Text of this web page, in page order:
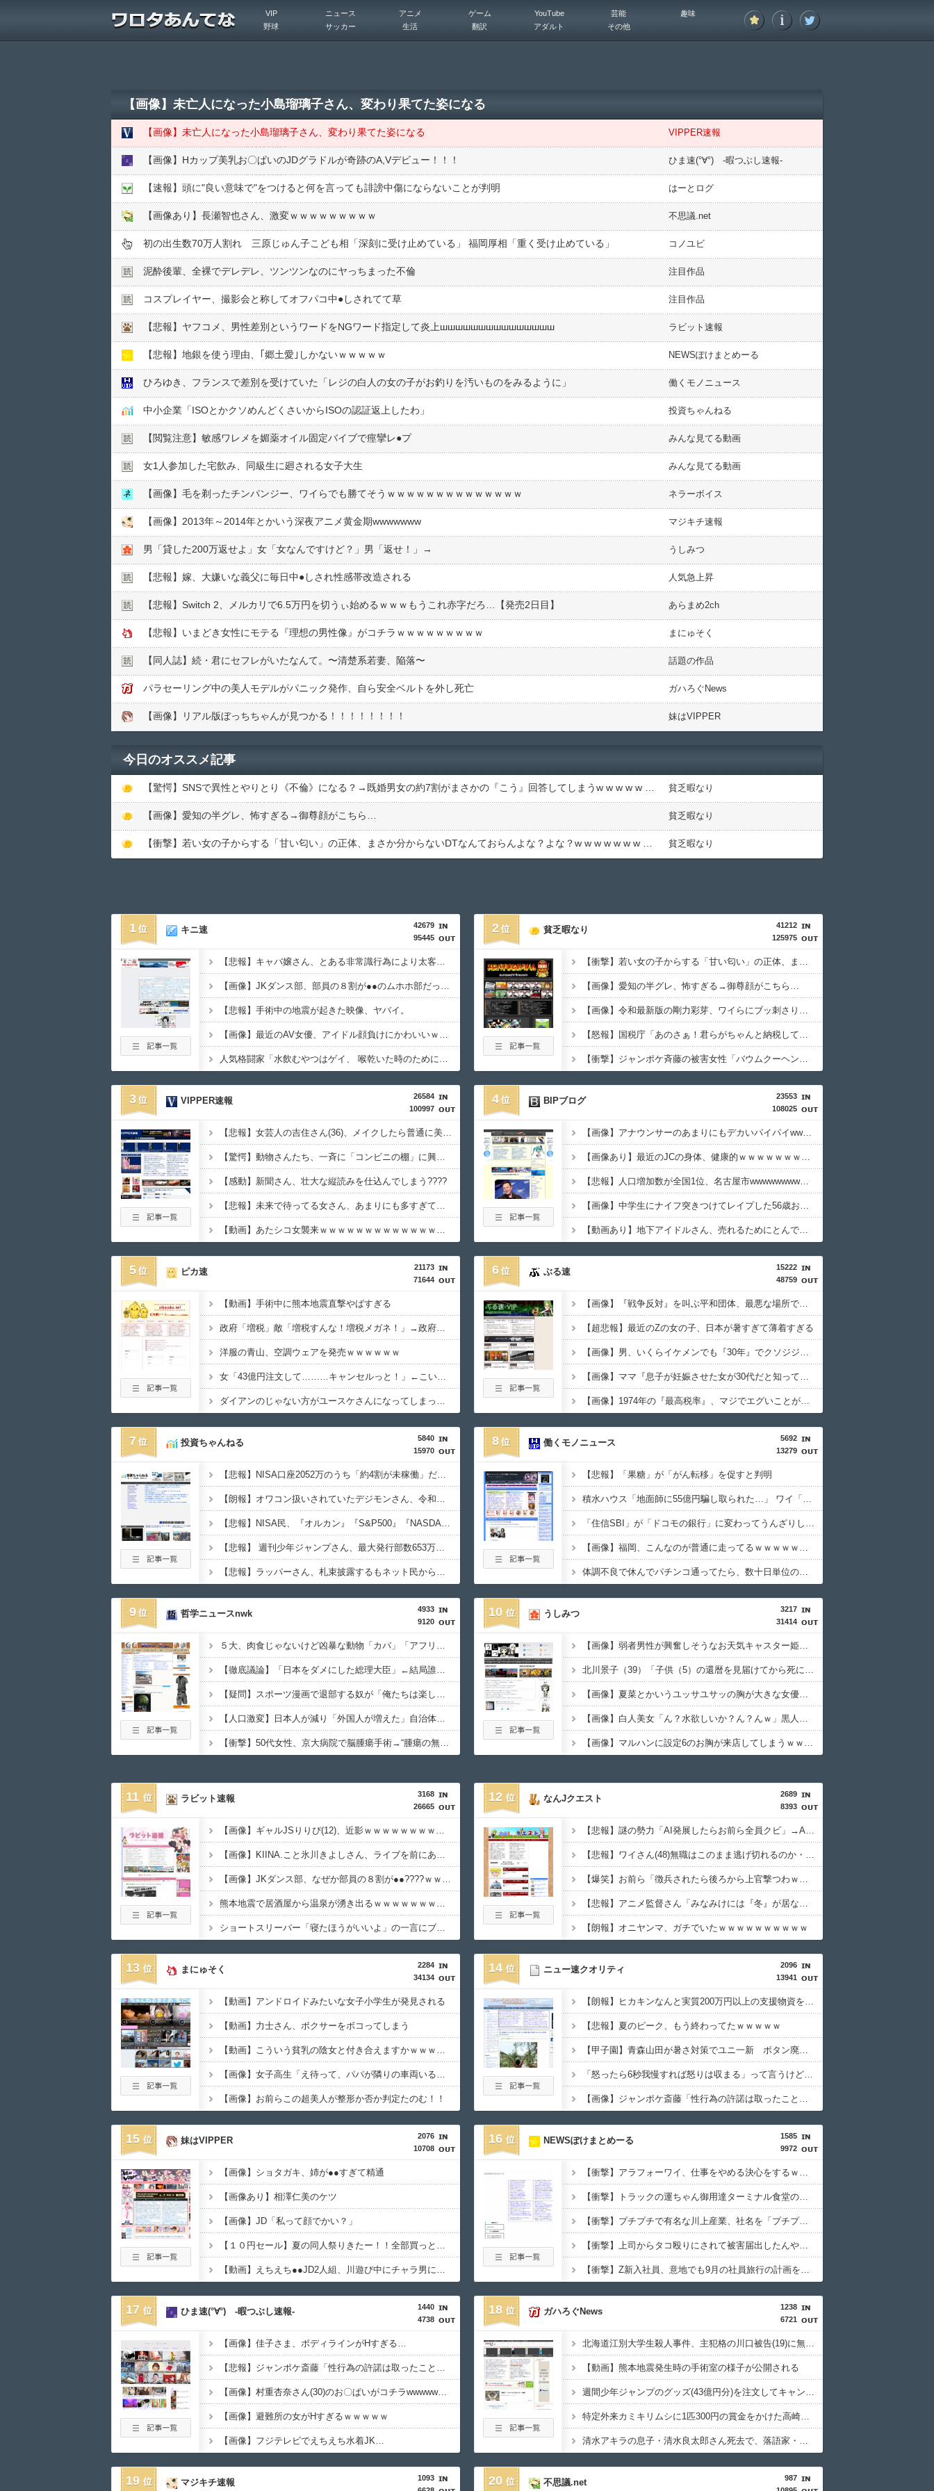
VIP ニュース アニメ ゲーム YouTube 芸能
趣味
野球
サッカー 生活 翻訳 アダルト その他
【画像】未亡人になった小島瑠璃子さん、変わり果てた姿になる
【画像】未亡人になった小島瑠璃子さん、変わり果てた姿になる VIPPER速報
【画像】Hカップ美乳お〇ぱいのJDグラドルが奇跡のA,Vデビュー！！！ ひま速(°∀°) -暇つぶし速報-
【速報】頭に"良い意味で"をつけると何を言っても誹謗中傷にならないことが判明 はーとログ
【画像あり】長瀬智也さん、激変ｗｗｗｗｗｗｗｗｗ 不思議.net
初の出生数70万人割れ 三原じゅん子こども相「深刻に受け止めている」 福岡厚相「重く受け止めている」 コノユビ
泥酔後輩、全裸でデレデレ、ツンツンなのにヤっちまった不倫 注目作品
コスプレイヤー、撮影会と称してオフパコ中●︎しされてて草 注目作品
【悲報】ヤフコメ、男性差別というワードをNGワード指定して炎上шшшшшшшшшшшшшшш ラビット速報
【悲報】地銀を使う理由、｢郷土愛｣しかないｗｗｗｗｗ NEWSぽけまとめーる
ひろゆき、フランスで差別を受けていた「レジの白人の女の子がお釣りを汚いものをみるように」 働くモノニュース
中小企業「ISOとかクソめんどくさいからISOの認証返上したわ」 投資ちゃんねる
【閲覧注意】敏感ワレメを媚薬オイル固定バイブで痙攣レ●︎プ みんな見てる動画
女1人参加した宅飲み、同級生に廻される女子大生 みんな見てる動画
【画像】毛を剃ったチンパンジー、ワイらでも勝てそうｗｗｗｗｗｗｗｗｗｗｗｗｗｗ ネラーボイス
【画像】2013年～2014年とかいう深夜アニメ黄金期wwwwwww マジキチ速報
男「貸した200万返せよ」女「女なんですけど？」男「返せ！」→ うしみつ
【悲報】嫁、大嫌いな義父に毎日中●︎しされ性感帯改造される 人気急上昇
【悲報】Switch 2、メルカリで6.5万円を切うぃ始めるｗｗｗもうこれ赤字だろ…【発売2日目】 あらまめ2ch
【悲報】いまどき女性にモテる『理想の男性像』がコチラｗｗｗｗｗｗｗｗｗ まにゅそく
【同人誌】続・君にセフレがいたなんて。〜清楚系若妻、陥落〜 話題の作品
パラセーリング中の美人モデルがパニック発作、自ら安全ベルトを外し死亡 ガハろぐNews
【画像】リアル版ぼっちちゃんが見つかる！！！！！！！！ 妹はVIPPER
今日のオススメ記事
貧乏暇なり
【画像】愛知の半グレ、怖すぎる→御尊顔がこちら… 貧乏暇なり
貧乏暇なり
1
42679
95445
キニ速
【悲報】キャバ嬢さん、とある非常識行為により太客を逃してしまうwwwwwwwwwwwwwwwwwwwwwwwwwww
【画像】JKダンス部、部員の８割が●●のムホホ部だったｗｗｗｗ
【悲報】手術中の地震が起きた映像、ヤバイ。
【画像】最近のAV女優、アイドル顔負けにかわいいｗｗｗｗｗ
人気格闘家「水飲むやつはゲイ、 喉乾いた時のためにちっちゃいゲイ水筒持ち歩くとか。」
2
41212
125975
貧乏暇なり
【衝撃】若い女の子からする「甘い匂い」の正体、まさか分からないDTなんておらんよな？よな？w w w w w w w w w w w
【画像】愛知の半グレ、怖すぎる→御尊顔がこちら…
【画像】令和最新版の剛力彩芽、ワイらにブッ刺さりまくりと話題にw w w w w w w w w w w w w
【怒報】国税庁「あのさぁ！君らがちゃんと納税してくれないとこうなっちゃうけどどうする？！」←これw w w w w w w w
【衝撃】ジャンポケ斉藤の被害女性「バウムクーヘン売ったりTikTokライブしててムカついたから示談しなかった」←コレってさ…
3
26584
100997
VIPPER速報
【悲報】女芸人の吉住さん(36)、メイクしたら普通に美人の部類だったと判明
【驚愕】動物さんたち、一斉に「コンビニの棚」に興味を示し始める・・・
【感動】新聞さん、壮大な縦読みを仕込んでしまう????
【悲報】未来で待ってる女さん、あまりにも多すぎて大渋滞に????
【動画】あたシコ女襲来ｗｗｗｗｗｗｗｗｗｗｗｗｗｗｗｗｗ
4
23553
108025
BIPブログ
【画像】アナウンサーのあまりにもデカいパイパイwwwwwwww
【画像あり】最近のJCの身体、健康的ｗｗｗｗｗｗｗｗｗｗｗｗｗｗｗ
【悲報】人口増加数が全国1位、名古屋市wwwwwwwwwwwww
【画像】中学生にナイフ突きつけてレイプした56歳おじさんのご尊顔wwwwww
【動画あり】地下アイドルさん、売れるためにとんでもない格好でここまでしなきゃいけないと判明ｗｗｗｗｗ
5
21173
71644
ピカ速
【動画】手術中に熊本地震直撃やばすぎる
政府「増税」敵「増税すんな！増税メガネ！」→政府「減税」敵「減税すんな！社会保障どうなる！」
洋服の青山、空調ウェアを発売ｗｗｗｗｗｗ
女「43億円注文して………キャンセルっと！」←こいつの目的
ダイアンのじゃない方がユースケさんになってしまっているという事実←これ
6
15222
48759
ぶる速
【画像】『戦争反対』を叫ぶ平和団体、最悪な場所でデモをしてしまう
【超悲報】最近のZの女の子、日本が暑すぎて薄着すぎる
【画像】男、いくらイケメンでも『30年』でクソジジいになってしまう
【画像】ママ『息子が妊娠させた女が30代だと知って卒倒した』←これ
【画像】1974年の『最高税率』、マジでエグいことが発覚wwww
7
5840
15970
投資ちゃんねる
【悲報】NISA口座2052万のうち「約4割が未稼働」だったｗｗｗｗｗ
【朗報】オワコン扱いされていたデジモンさん、令和に「全盛期を超える利益」を生み出していた
【悲報】NISA民、『オルカン』『S&P500』『NASDAQ100』しか買わない
【悲報】 週刊少年ジャンプさん、最大発行部数653万部から急降下でついに「100万部」を割ってしまうｗｗｗｗｗ
【悲報】ラッパーさん、札束披露するもネット民から「新社会人の初ボーナスくらいしかない」と笑われる
8
5692
13279
働くモノニュース
【悲報】「果糖」が「がん転移」を促すと判明
積水ハウス「地面師に55億円騙し取られた…」 ワイ「はえーかわいそう…会社滅茶苦茶やろなぁ」
「住信SBI」が「ドコモの銀行」に変わってうんざりしてるやつｗｗｗｗｗｗｗ
【画像】福岡、こんなのが普通に走ってるｗｗｗｗｗｗｗｗｗｗｗｗｗｗｗｗ
体調不良で休んでパチンコ通ってたら、数十日単位の証拠写真撮られて会社クビになった
9
4933
9120
哲学ニュースnwk
５大、肉食じゃないけど凶暴な動物「カバ」「アフリカゾウ」「バッファロー」「コーカサスオオカブト」
【徹底議論】「日本をダメにした総理大臣」←結局誰だと思う？
【疑問】スポーツ漫画で退部する奴が「俺たちは楽しくやりたかったんだよ」って言い出す理由ｗｗｗｗｗ
【人口激変】日本人が減り「外国人が増えた」自治体ランキング、1位大阪市 2位横浜市 3位名古屋市 4位京都市 5位川口市 日本人の不安高まる
【衝撃】50代女性、京大病院で脳腫瘍手術→“腫瘍の無い部位”を摘出 2度「腫瘍ではない」と出るも続行、脳幹損傷で“植物状態”に
10
3217
31414
うしみつ
【画像】弱者男性が興奮しそうなお天気キャスター姫、見つかるｗｗｗｗｗｗｗ
北川景子（39）「子供（5）の還暦を見届けてから死にたい」←これ！！
【画像】夏菜とかいうユッサユサッの胸が大きな女優♡♡♡♡♡♡♡♡♡
【画像】白人美女「ん？水欲しいか？ん？んｗ」黒人ガキ「あっ…あっ…」→結果ｗｗｗｗｗｗｗｗ
【画像】マルハンに設定6のお胸が来店してしまうｗｗｗｗｗｗｗｗｗｗｗｗｗ
11
3168
26665
ラビット速報
【画像】ギャルJSりりぴ(12)、近影ｗｗｗｗｗｗｗｗｗｗ
【画像】KIINA.こと氷川きよしさん、ライブを前にあたシコ欲全開ｗｗｗｗｗｗ
【画像】JKダンス部、なぜか部員の８割が●●????ｗｗｗｗｗｗｗｗｗｗｗｗｗ
熊本地震で居酒屋から温泉が湧き出るｗｗｗｗｗｗｗｗｗｗ
ショートスリーパー「寝たほうがいいよ」の一言にブチギレｗｗｗｗｗ （※動画あり）
12
2689
8393
なんJクエスト
【悲報】謎の勢力「AI発展したらお前ら全員クビ」→AIで失業したG民が未だに0人の理由ｗｗｗｗｗｗｗｗｗｗ
【悲報】ワイさん(48)無職はこのまま逃げ切れるのか・・・・・・・・・
【爆笑】お前ら「徴兵されたら後ろから上官撃つわｗ」←これｗｗｗｗｗｗｗｗｗｗ
【悲報】アニメ監督さん「みなみけには『冬』が居ないやん…せや！『冬』の末っ子をアニメオリジナルで出そ！」ｗｗｗｗｗｗｗｗｗｗ
【朗報】オニヤンマ、ガチでいたｗｗｗｗｗｗｗｗｗｗ
13
2284
34134
まにゅそく
【動画】アンドロイドみたいな女子小学生が発見される
【動画】力士さん、ボクサーをボコってしまう
【動画】こういう貧乳の陰女と付き合えますかｗｗｗｗｗｗｗ
【画像】女子高生「え待って、パパが隣りの車両いる。。。」
【画像】お前らこの超美人が整形か否か判定たのむ！！
14
2096
13941
ニュー速クオリティ
【朗報】ヒカキンなんと実質200万円以上の支援物資を寄付してしまう・・・
【悲報】夏のピーク、もう終わってたｗｗｗｗｗ
【甲子園】青森山田が暑さ対策でユニ一新 ボタン廃止でTシャツ素材ｗｗｗ
「怒ったら6秒我慢すれば怒りは収まる」って言うけど・・・
【画像】ジャンポケ斎藤「性行為の許諾は取ったことありません」
15
2076
10708
妹はVIPPER
【画像】ショタガキ、姉が●●すぎて精通
【画像あり】相澤仁美のケツ
【画像】JD「私って顔でかい？」
【１０円セール】夏の同人祭りきたー！！全部買っとけwwww
【動画】えちえち●●JD2人組、川遊び中にチャラ男にナンパされるｗ
16
1585
9972
NEWSぽけまとめーる
【衝撃】アラフォーワイ、仕事をやめる決心をするｗｗｗｗｗ
【衝撃】トラックの運ちゃん御用達ターミナル食堂のオムライスが強すぎるｗｗｗｗｗ(※画像あり)
【衝撃】プチプチで有名な川上産業、社名を「プチプチ株式会社」に変更されるｗｗｗｗｗ
【衝撃】上司からタコ殴りにされて被害届出したんやけど示談金どれくらいいけそう？ｗｗｗｗｗ
【衝撃】Z新入社員、意地でも9月の社員旅行の計画をやらない・・・・・
17
1440
4738
ひま速(°∀°) -暇つぶし速報-
【画像】佳子さま、ボディラインがHすぎる…
【悲報】ジャンポケ斎藤「性行為の許諾は取ったことありません」
【画像】村重杏奈さん(30)のお〇ぱいがコチラwwwwwwwwwwww
【画像】避難所の女がHすぎるｗｗｗｗｗ
【画像】フジテレビでえちえち水着JK…
18
1238
6721
ガハろぐNews
北海道江別大学生殺人事件、主犯格の川口被告(19)に無期懲役の判決
【動画】熊本地震発生時の手術室の様子が公開される
週間少年ジャンプのグッズ(43億円分)を注文してキャンセルした32歳女が逮捕
特定外来カミキリムシに1匹300円の賞金をかけた高崎市、初日に1170匹持ち込まれる
清水アキラの息子・清水良太郎さん死去で、落語家・柳家小はだが「いじめ」「暴行」被害告発
19
1093
マジキチ速報 20
987
不思議.net